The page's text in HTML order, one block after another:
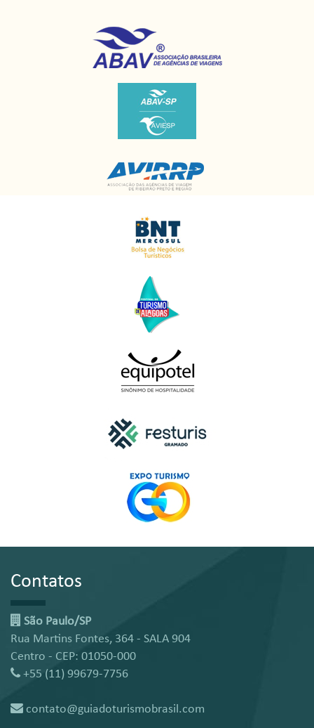
Contatos
São Paulo/SP
Rua Martins Fontes, 364 - SALA 904
Centro - CEP: 01050-000
+55 (11) 99679-7756
contato@guiadoturismobrasil.com